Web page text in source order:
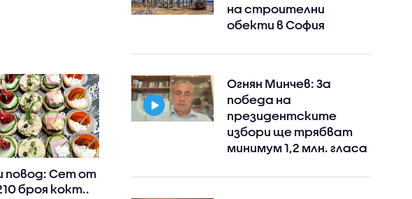
повод: Сет от
броя кокт..
на строителни
обекти в София
Огнян Минчев: За
победа на
президентските
избори ще трябват
минимум 1,2 млн. гласа